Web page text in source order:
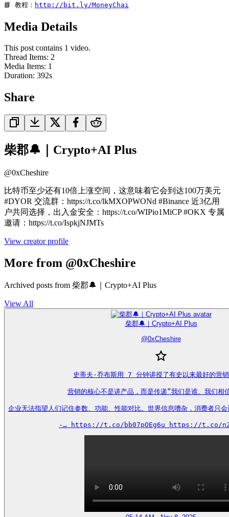
📘 教程： http://bit.ly/MoneyChai
Media Details
This post contains 1 video.
Thread Items: 2
Media Items: 1
Duration: 392s
Share
柴郡🔔｜Crypto+AI Plus
@0xCheshire
比特币至少还有10倍上涨空间，这意味着它会到达100万美元
#DYOR 交流群：https://t.co/lkMXOPWONd #Binance 近3亿用
户共同选择，出入金安全：https://t.co/WIPio1MiCP #OKX 专属
邀请：https://t.co/IspkjNJMTs
View creator profile
More from @0xCheshire
Archived posts from 柴郡🔔｜Crypto+AI Plus
View All
柴郡🔔｜Crypto+AI Plus
@0xCheshire
史蒂夫·乔布斯用 7 分钟讲授了有史以来最好的营
营销的核心不是讲产品，而是传递“我们是谁、我们相
企业无法指望人们记住参数、功能、性能对比。世界信息嘈杂，消费者只
-… https://t.co/bb07pOEg6u https://t.co/